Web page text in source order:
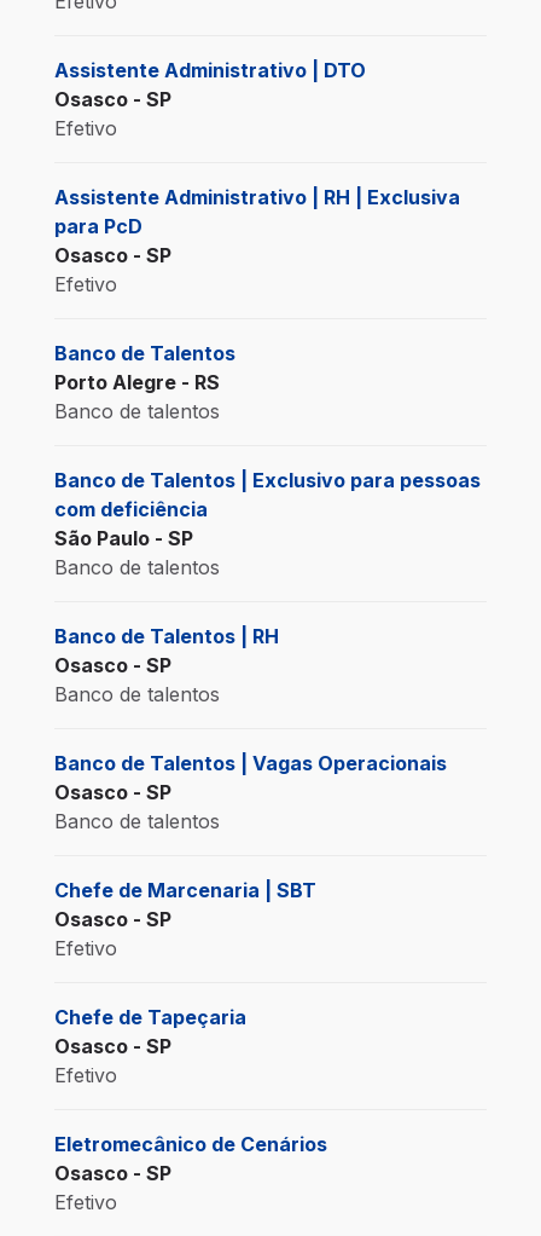
Assistente Administrativo | DTO
Osasco - SP
Efetivo
Assistente Administrativo | RH | Exclusiva
para PcD
Osasco - SP
Efetivo
Banco de Talentos
Porto Alegre - RS
Banco de talentos
Banco de Talentos | Exclusivo para pessoas
com deficiência
São Paulo - SP
Banco de talentos
Banco de Talentos | RH
Osasco - SP
Banco de talentos
Banco de Talentos | Vagas Operacionais
Osasco - SP
Banco de talentos
Chefe de Marcenaria | SBT
Osasco - SP
Efetivo
Chefe de Tapeçaria
Osasco - SP
Efetivo
Eletromecânico de Cenários
Osasco - SP
Efetivo